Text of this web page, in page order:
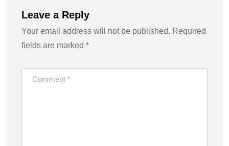
Leave a Reply
Your email address will not be published. Required
fields are marked *